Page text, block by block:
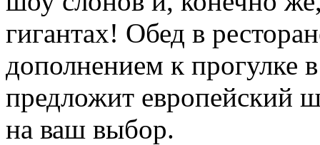
гигантах! Обед в
дополнением к прогулке
предложит европейский
на ваш выбор.